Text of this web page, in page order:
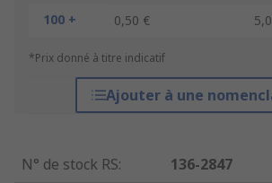
100 +
0,50 €
*Prix donné à titre indicatif
Ajouter à une
N° de stock RS:
136-2847